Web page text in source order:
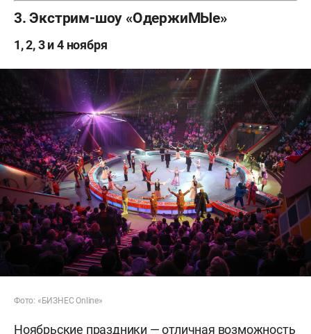
3. Экстрим-шоу «ОдержиМЫе»
1, 2, 3 и 4 ноября
Фото: «БИЗНЕС Online»
Ноябрьские праздники — отличная возможность